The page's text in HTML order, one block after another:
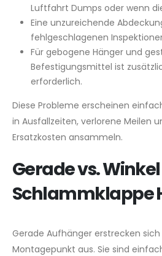
Luftfahrt Dumps oder wenn
Eine unzureichende
fehlgeschlagenen
Für gebogene Hänger und
Befestigungsmittel ist
erforderlich.
Diese Probleme erscheinen
in Ausfallzeiten, verlorene Meilen
Ersatzkosten ansammeln.
Gerade vs. Winkel
Schlammklappe
Gerade Aufhänger erstrecken
Montagepunkt aus. Sie sind